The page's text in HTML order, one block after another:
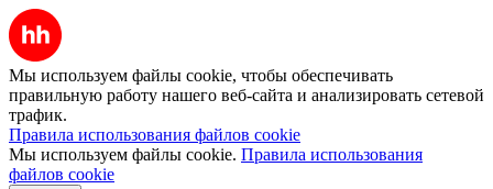
Мы используем файлы cookie, чтобы обеспечивать
правильную работу нашего веб-сайта и анализировать сетевой
трафик.
Правила использования файлов cookie
Мы используем файлы cookie. Правила использования
файлов cookie